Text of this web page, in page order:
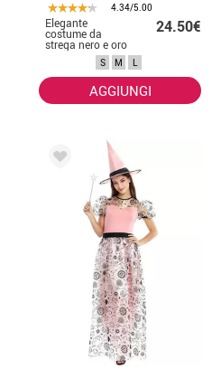
4.34/5.00
Elegante
costume da
strega nero e oro
con fiocco per
24.50€
S M L
AGGIUNGI